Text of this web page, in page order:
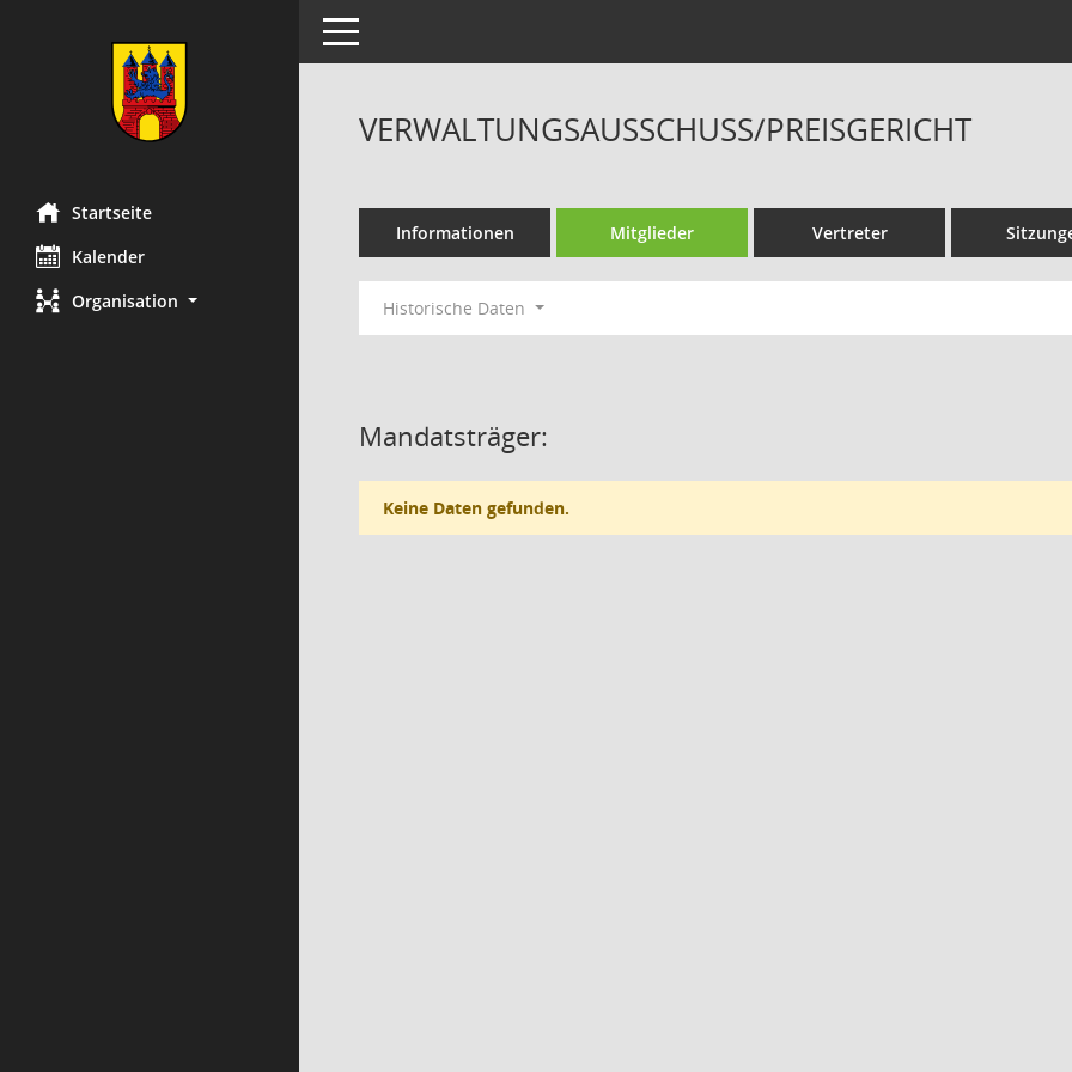
Startseite
Kalender
Organisation
Toggle navigation
VERWALTUNGSAUSSCHUSS/PREISGERICHT
Informationen Mitglieder Vertreter
Historische Daten
Mandatsträger:
Keine Daten gefunden.